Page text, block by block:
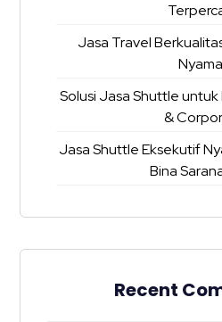
Jasa Travel
Solusi Jasa Shuttle
&
Jasa Shuttle Eksekutif
Bina
Recent